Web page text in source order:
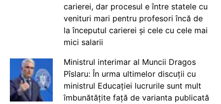
carierei, dar procesul e între statele cu
venituri mari pentru profesori încă de
la începutul carierei și cele cu cele mai
mici salarii
Ministrul interimar al Muncii Dragos
Pîslaru: În urma ultimelor discuții cu
ministrul Educației lucrurile sunt mult
îmbunătățite față de varianta publicată